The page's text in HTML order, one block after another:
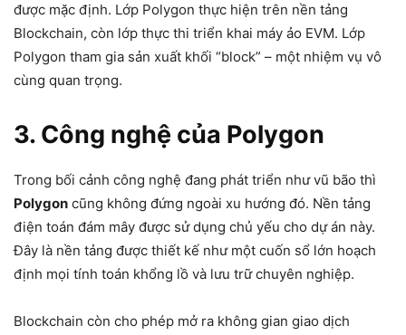
được mặc định. Lớp Polygon thực hiện trên nền tảng
Blockchain, còn lớp thực thi triển khai máy ảo EVM. Lớp
Polygon tham gia sản xuất khối “block” – một nhiệm vụ vô
cùng quan trọng.
3. Công nghệ của Polygon
Trong bối cảnh công nghệ đang phát triển như vũ bão thì
Polygon cũng không đứng ngoài xu hướng đó. Nền tảng
điện toán đám mây được sử dụng chủ yếu cho dự án này.
Đây là nền tảng được thiết kế như một cuốn sổ lớn hoạch
định mọi tính toán khổng lồ và lưu trữ chuyên nghiệp.
Blockchain còn cho phép mở ra không gian giao dịch